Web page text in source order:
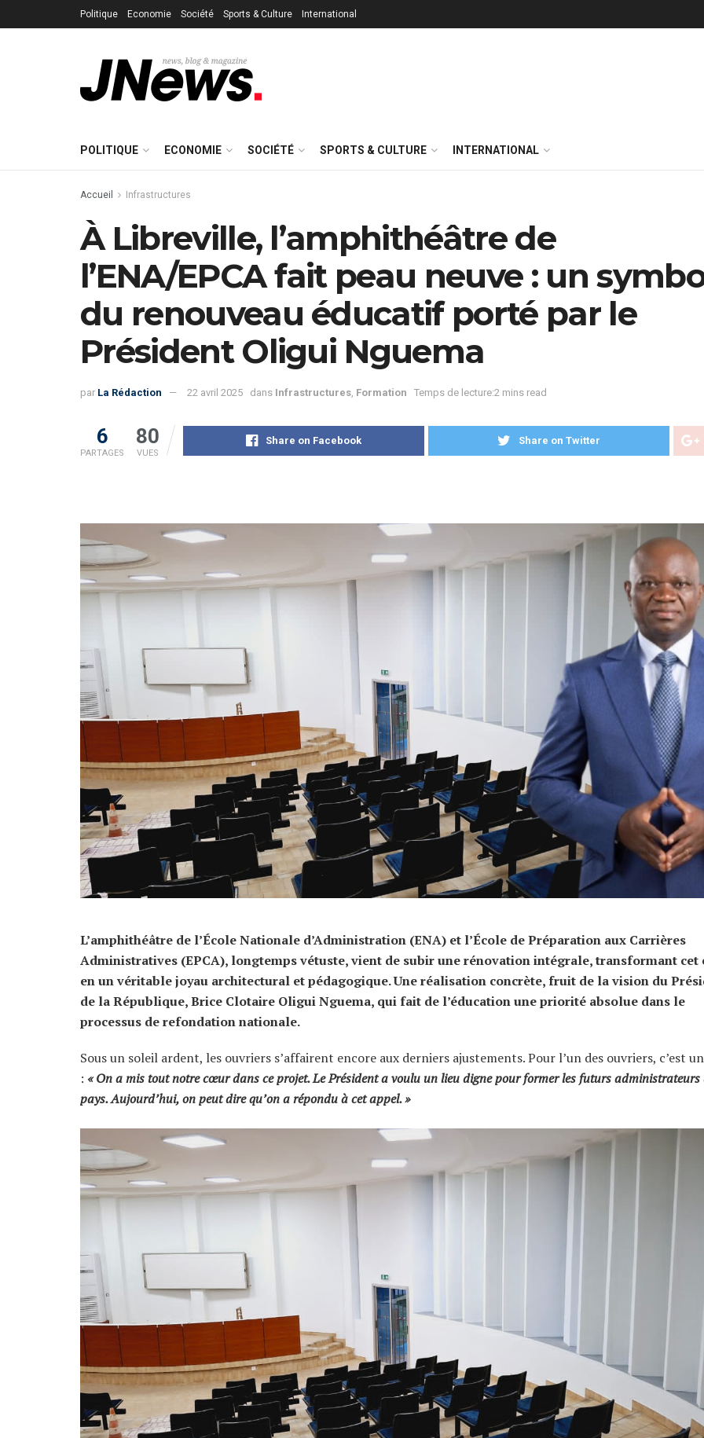
Politique Economie Société Sports & Culture International
POLITIQUE ECONOMIE SOCIÉTÉ SPORTS & CULTURE INTERNATIONAL
Accueil Infrastructures
À Libreville, l’amphithéâtre de
l’ENA/EPCA fait peau neuve : un
du renouveau éducatif porté par le
Président Oligui Nguema
par La Rédaction 22 avril 2025 dans Infrastructures Formation Temps de lecture:2 mins read
6
PARTAGES
80
VUES
Share on Facebook Share on Twitter
L’amphithéâtre de l’École Nationale d’Administration (ENA) et l’École de Préparation aux Carrières
Administratives (EPCA), longtemps vétuste, vient de subir une rénovation intégrale, transformant cet
en un véritable joyau architectural et pédagogique. Une réalisation concrète, fruit de la vision du
de la République, Brice Clotaire Oligui Nguema, qui fait de l’éducation une priorité absolue dans le
processus de refondation nationale.
Sous un soleil ardent, les ouvriers s’affairent encore aux derniers ajustements. Pour l’un des ouvriers, c’est
: « On a mis tout notre cœur dans ce projet. Le Président a voulu un lieu digne pour former les futurs administrateurs
pays. Aujourd’hui, on peut dire qu’on a répondu à cet appel. »